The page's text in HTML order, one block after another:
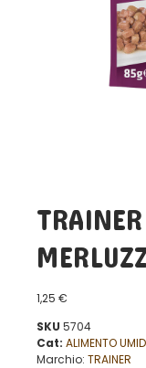
1,25 €
SKU 5704
Cat: ALIMENTO
Marchio: TRAINER